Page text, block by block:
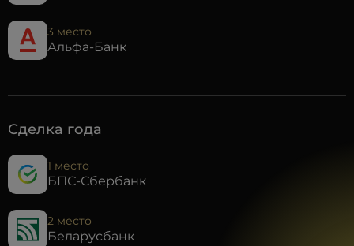
3 место
Альфа-Банк
Сделка года
1 место
БПС-Сбербанк
2 место
Беларусбанк